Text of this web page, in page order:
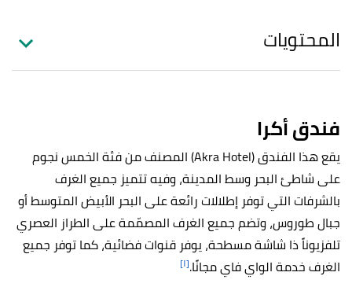
المحتويات
فندق أكرا
يقع هذا الفندق (Akra Hotel) المصنف من فئة الخمس نجوم
على شاطئ البحر وسط المدينة، وفيه تتميز جميع الغرف
بالشرفات التي توفر إطلالات رائعة على البحر الأبيض المتوسط أو
جبال طوروس، وتضم جميع الغرف المصمّمة على الطراز العصري
تلفزيوناً ذا شاشة مسطحة، يوفر قنوات فضائية، كما توفر جميع
الغرف خدمة الواي فاي مجانًا.[١]